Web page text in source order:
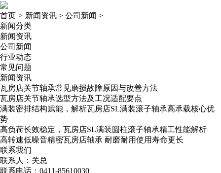
首页 > 新闻资讯 > 公司新闻 >
新闻分类
新闻资讯
公司新闻
行业动态
常见问题
新闻资讯
瓦房店关节轴承常见磨损故障原因与改善方法
瓦房店关节轴承选型方法及工况适配要点
满装密排结构赋能，解析瓦房店SL满装滚子轴承高承载核心优
势
高负荷长效稳定，瓦房店SL满装圆柱滚子轴承精工性能解析
高转速低噪音精密瓦房店轴承​ 耐磨耐用使用寿命更长
联系我们
联系人：关总
联系电话：0411-85610030